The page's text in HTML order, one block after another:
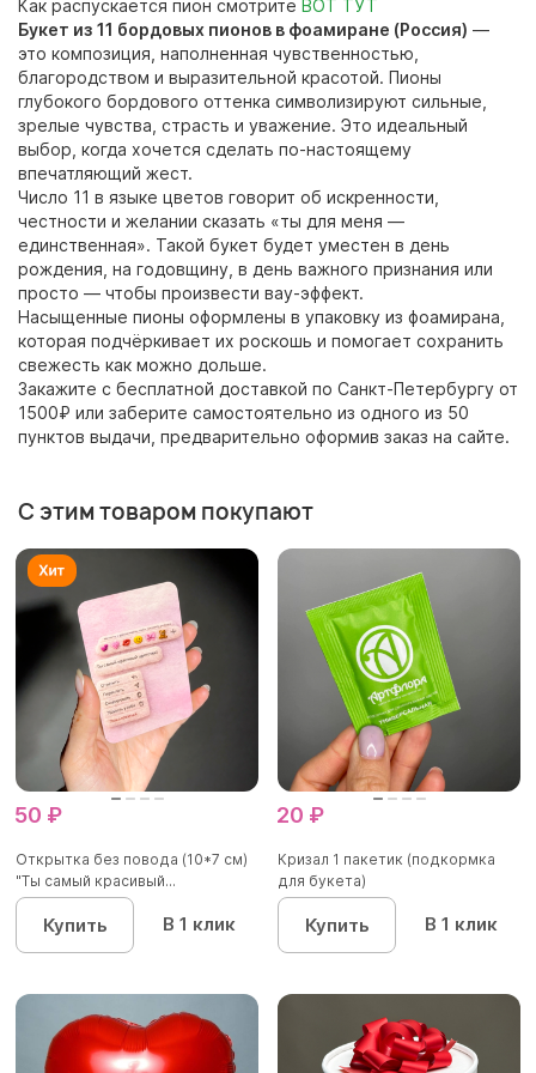
Как распускается пион смотрите ВОТ ТУТ
Букет из 11 бордовых пионов в фоамиране (Россия) —
это композиция, наполненная чувственностью,
благородством и выразительной красотой. Пионы
глубокого бордового оттенка символизируют сильные,
зрелые чувства, страсть и уважение. Это идеальный
выбор, когда хочется сделать по-настоящему
впечатляющий жест.
Число 11 в языке цветов говорит об искренности,
честности и желании сказать «ты для меня —
единственная». Такой букет будет уместен в день
рождения, на годовщину, в день важного признания или
просто — чтобы произвести вау-эффект.
Насыщенные пионы оформлены в упаковку из фоамирана,
которая подчёркивает их роскошь и помогает сохранить
свежесть как можно дольше.
Закажите с бесплатной доставкой по Санкт-Петербургу от
1500₽ или заберите самостоятельно из одного из 50
пунктов выдачи, предварительно оформив заказ на сайте.
С этим товаром покупают
50 ₽
Открытка без повода (10*7 см)
"Ты самый красивый...
Купить В 1 клик
20 ₽
Кризал 1 пакетик (подкормка
для букета)
Купить В 1 клик